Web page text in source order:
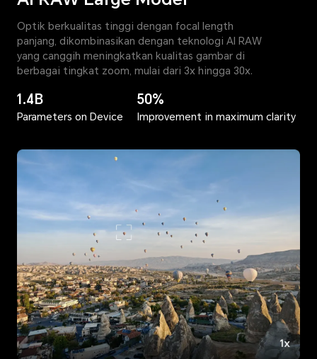
Optik berkualitas tinggi dengan focal length
panjang, dikombinasikan dengan teknologi AI RAW
yang canggih meningkatkan kualitas gambar di
berbagai tingkat zoom, mulai dari 3x hingga 30x.
1.4B
Parameters on Device
50%
Improvement in maximum clarity